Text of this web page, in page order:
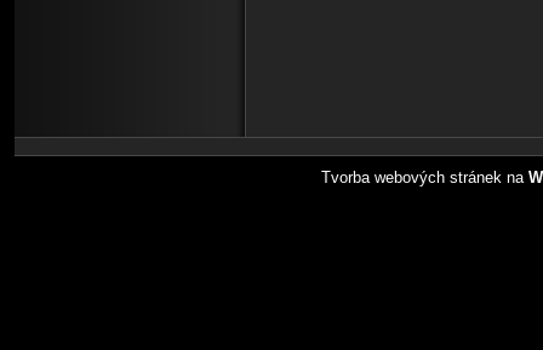
Tvorba webových stránek na